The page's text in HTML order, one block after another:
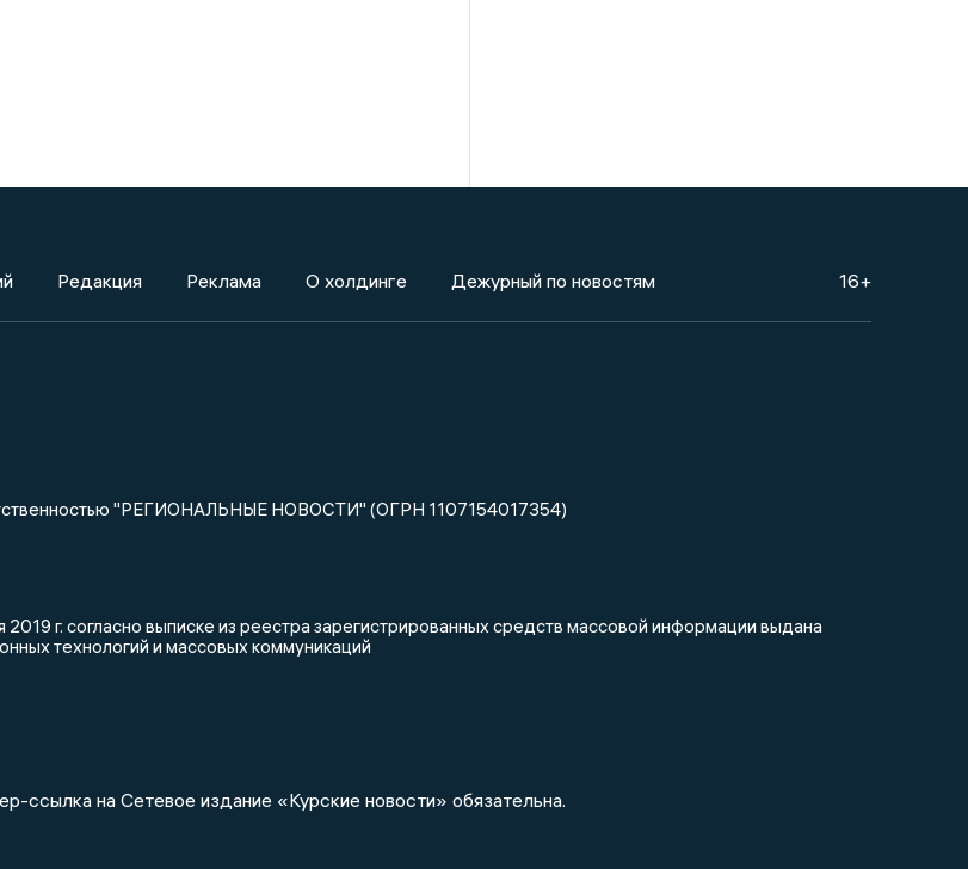
Редакция Реклама О холдинге Дежурный по новостям 16+
"РЕГИОНАЛЬНЫЕ НОВОСТИ" (ОГРН 1107154017354)
г. согласно выписке из реестра зарегистрированных средств массовой информации выдана
технологий и массовых коммуникаций
ссылка на Сетевое издание «Курские новости» обязательна.